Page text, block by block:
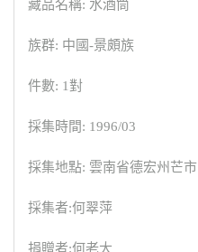
藏品名稱: 水酒筒
族群: 中國-景頗族
件數: 1對
採集時間: 1996/03
採集地點: 雲南省德宏州芒市
採集者:何翠萍
捐贈者:何老大